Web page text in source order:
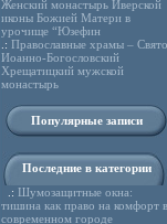
Женский монастырь Иверской
иконы Божией Матери в
урочище “Юзефин
.: Православные храмы –
Иоанно-Богословский
Хрещатицкий мужской
монастырь
Популярные записи
Последние в категории
.: Шумозащитные окна:
тишина как право на комфорт в
современном городе